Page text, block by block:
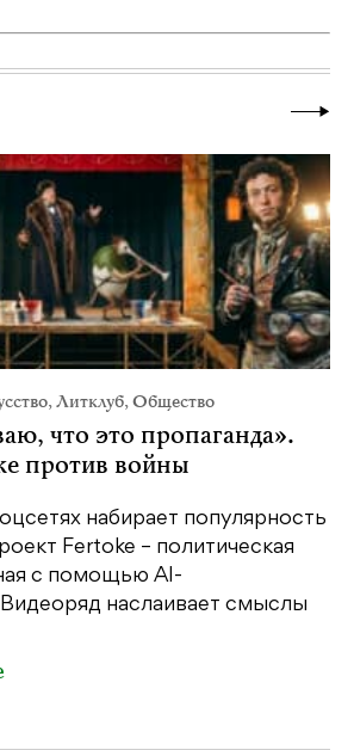
,Литклуб,Общество
что это пропаганда».
против войны
набирает популярность
Fertoke – политическая
с помощью AI-
наслаивает смыслы